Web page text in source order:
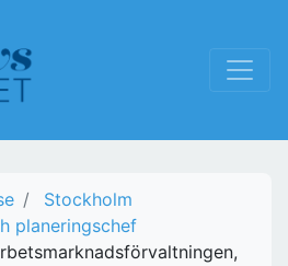
Stockholm
planeringschef